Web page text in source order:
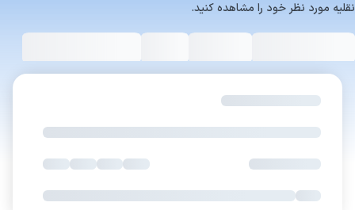
نقلیه مورد نظر خود را مشاهده کنید.